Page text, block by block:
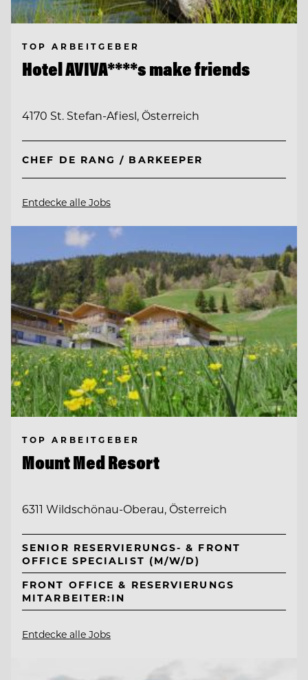
TOP ARBEITGEBER
Hotel AVIVA****s make friends
4170 St. Stefan-Afiesl, Österreich
CHEF DE RANG / BARKEEPER
Entdecke alle Jobs
TOP ARBEITGEBER
Mount Med Resort
6311 Wildschönau-Oberau, Österreich
SENIOR RESERVIERUNGS- & FRONT
OFFICE SPECIALIST (M/W/D)
FRONT OFFICE & RESERVIERUNGS
MITARBEITER:IN
Entdecke alle Jobs